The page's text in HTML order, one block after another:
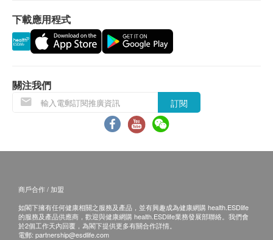
2 基本項目
婦科内診
白帶常規檢查
肌酸激酶同工酶
α-羥丁酸脫氫酶
基本健康評估
3. 靜脈抽血時，如有暈血、暈針現象，請事先聲明，
抽血後請局部按壓3- 5分鐘，勿揉。
4. 如需加查體檢項目，請在抽血前告知，以免造成再
5. 女士進行婦科檢查前先排空膀胱。
6. 女性在經期避免做婦科檢查及尿液常規，以免影響
7. 半年內準備懷孕或已懷孕，請不要進行放射檢查，
可選擇放棄或延期。
1. 體檢結束後，請客戶務必將體檢表交回前台。
2. 如客戶放棄的體檢項目，一定要向收表人員說明並
簽署確認。
報告。
2. 預留E-mail，醫療中心會在報告完成後發送至客
人電郵位址。
郵費到付（可送到港澳地區）。
體檢報告完成後可預約醫生講解報告，客戶可選擇
1. 電話講解：需至少提前1個工作日預約具體時間
（聯絡電話：+86 15992606496；微信：
（聯絡電話：+86 15992606496；微信：
15992606496），體檢客戶在約定時間到醫療中
下載應用程式
關注我們
訂閱
商戶合作 / 加盟
如閣下擁有任何健康相關之服務及產品，並有興趣成為健康網購 health.ESDlife
的服務及產品供應商，歡迎與健康網購 health.ESDlife業務發展部聯絡。我們會
於2個工作天內回覆，為閣下提供更多有關合作詳情。
電郵: partnership@esdlife.com